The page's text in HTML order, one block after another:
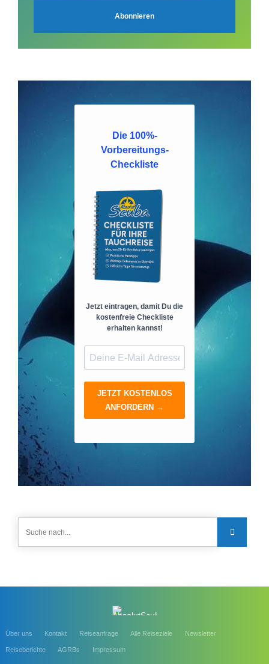
Über uns Kontakt Reiseanfrage Alle Reiseziele Newsletter
Reiseberichte AGRBs Impressum